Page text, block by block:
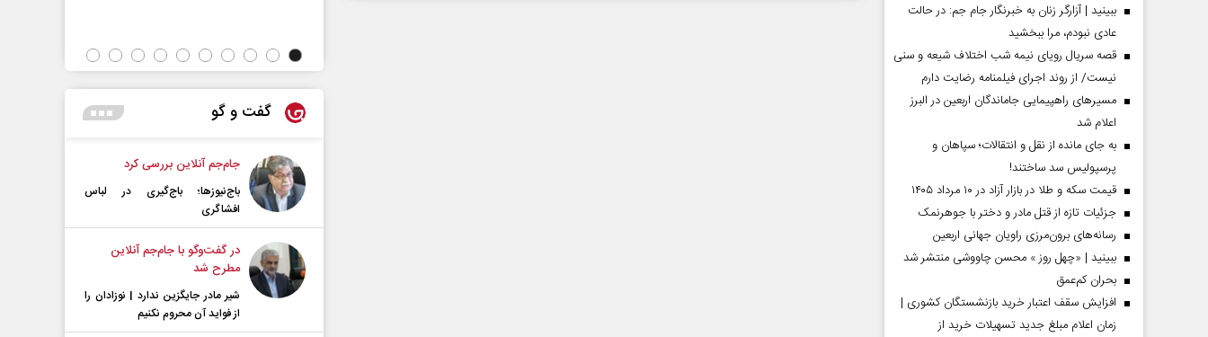
ببینید | آزارگر زنان به خبرنگار جام جم: در حالت
عادی نبودم، مرا ببخشید
قصه سریال رویای نیمه شب اختلاف شیعه و سنی
نیست/ از روند اجرای فیلمنامه رضایت دارم
مسیر‌های راهپیمایی جاماندگان اربعین در البرز
اعلام شد
به جای مانده از نقل و انتقالات؛ سپاهان و
پرسپولیس سد ساختند!
قیمت سکه و طلا در بازار آزاد در ۱۰ مرداد ۱۴۰۵
جزئیات تازه از قتل مادر و دختر با جوهرنمک
رسانه‌های برون‌مرزی راویان جهانی اربعین
ببینید | «چهل روز » محسن چاووشی منتشر شد
بحران کم‌عمق
افزایش سقف اعتبار خرید بازنشستگان کشوری |
زمان اعلام مبلغ جدید تسهیلات خرید از
گفت و گو
جام‌جم آنلاین بررسی کرد
باج‌نیوزها؛ باج‌گیری در لباس
افشاگری
در گفت‌و‌گو با جام‌جم آنلاین
مطرح شد
شیر مادر جایگزین ندارد | نوزادان را
از فواید آن محروم نکنیم